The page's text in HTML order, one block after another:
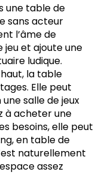
une table de
sans acteur
l’âme de
jeu et ajoute une
ludique.
la table
Elle peut
salle de jeux
à acheter une
besoins, elle peut
en table de
naturellement
assez